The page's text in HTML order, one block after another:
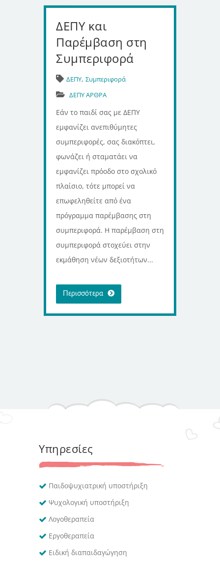
ΔΕΠΥ και
Παρέμβαση στη
Συμπεριφορά
ΔΕΠΥ, Συμπεριφορά
ΔΕΠΥ ΑΡΘΡΑ
Εάν το παιδί σας με ΔΕΠΥ
εμφανίζει ανεπιθύμητες
συμπεριφορές, σας διακόπτει,
φωνάζει ή σταματάει να
εμφανίζει πρόοδο στο σχολικό
πλαίσιο, τότε μπορεί να
επωφεληθείτε από ένα
πρόγραμμα παρέμβασης στη
συμπεριφορά. Η παρέμβαση στη
συμπεριφορά στοχεύει στην
εκμάθηση νέων δεξιοτήτων...
Περισσότερα
Υπηρεσίες
Παιδοψυχιατρική υποστήριξη
Ψυχολογική υποστήριξη
Λογοθεραπεία
Εργοθεραπεία
Ειδική διαπαιδαγώγηση